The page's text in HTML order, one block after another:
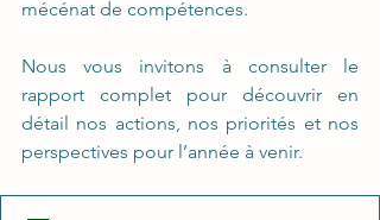
mécénat de compétences.
Nous vous invitons à consulter le
rapport complet pour découvrir en
détail nos actions, nos priorités et nos
perspectives pour l’année à venir.